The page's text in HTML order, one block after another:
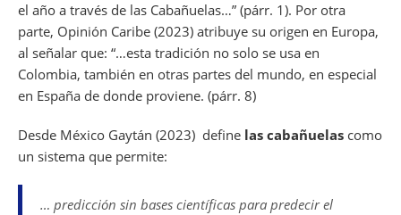
el año a través de las Cabañuelas…” (párr. 1). Por otra
parte, Opinión Caribe (2023) atribuye su origen en Europa,
al señalar que: “…esta tradición no solo se usa en
Colombia, también en otras partes del mundo, en especial
en España de donde proviene. (párr. 8)
Desde México Gaytán (2023) define las cabañuelas como
un sistema que permite:
… predicción sin bases científicas para predecir el